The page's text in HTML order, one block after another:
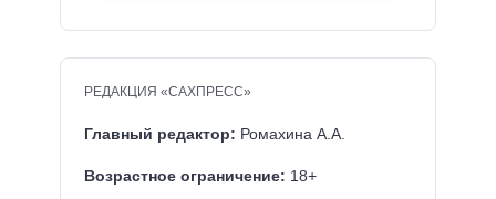
РЕДАКЦИЯ «САХПРЕСС»
Главный редактор: Ромахина А.А.
Возрастное ограничение: 18+